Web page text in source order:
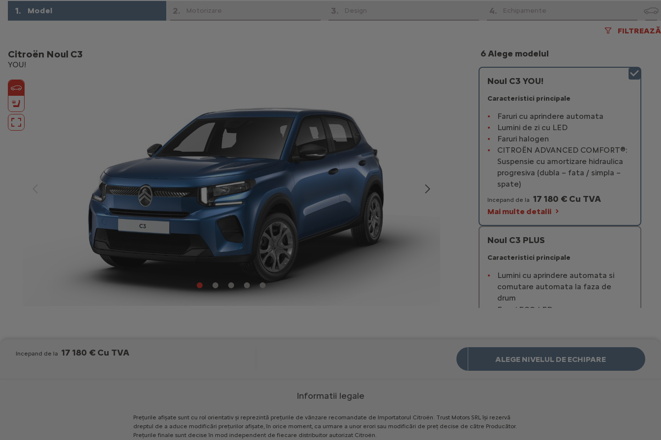
1. Model 2. Motorizare 3. Design 4. Echipamente
FILTREAZĂ
Citroën Noul C3
YOU!
6 Alege modelul
Noul C3 YOU!
Caracteristici principale
Faruri cu aprindere automata
Lumini de zi cu LED
Faruri halogen
CITROËN ADVANCED COMFORT®:
Suspensie cu amortizare hidraulica
progresiva (dubla – fata / simpla –
spate)
Incepand de la 17 180 € Cu TVA
Mai multe detalii
Noul C3 PLUS
Caracteristici principale
Lumini cu aprindere automata si
comutare automata la faza de
drum
Faruri ECO LED
Incepand de la 18 830 € Cu TVA
Mai multe detalii
Lumini cu aprindere automata si
Incepand de la 17 180 € Cu TVA
ALEGE NIVELUL DE ECHIPARE
Informatii legale
Prețurile afișate sunt cu rol orientativ și reprezintă prețurile de vânzare recomandate de Importatorul Citroën. Trust Motors SRL îşi rezervă
dreptul de a aduce modificări prețurilor afișate, în orice moment, ca urmare a unor erori sau modificări de preț decise de către Producător.
Prețurile finale sunt decise în mod independent de fiecare distribuitor autorizat Citroën.